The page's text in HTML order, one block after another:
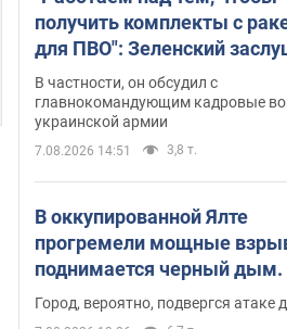
получить комплекты с
для ПВО": Зеленский
доклад Драпатого и
новых мерах
В частности, он обсудил с
главнокомандующим кадровые
украинской армии
7.08.2026 14:51 3,8 т.
В оккупированной Ялте
прогремели мощные
поднимается черный дым.
видео
Город, вероятно, подвергся атаке